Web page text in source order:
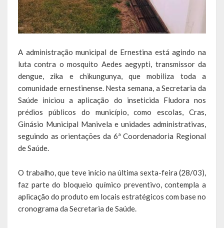
Escola Municipal De Ensino Fundamental Educarte
Escola Municipal De Ensino Fundamental João Alfredo Sachser
Escola Municipal De Ensino Fundamental Osvaldo Cruz
Agricultura
Fazenda
Obras e Viação
Saúde
Serviços Urbanos
Legislação
A administração municipal de Ernestina está agindo na
luta contra o mosquito Aedes aegypti, transmissor da
dengue, zika e chikungunya, que mobiliza toda a
comunidade ernestinense. Nesta semana, a Secretaria da
Saúde iniciou a aplicação do inseticida Fludora nos
prédios públicos do município, como escolas, Cras,
Ginásio Municipal Manivela e unidades administrativas,
seguindo as orientações da 6ª Coordenadoria Regional
de Saúde.
O trabalho, que teve início na última sexta-feira (28/03),
faz parte do bloqueio químico preventivo, contempla a
aplicação do produto em locais estratégicos com base no
cronograma da Secretaria de Saúde.